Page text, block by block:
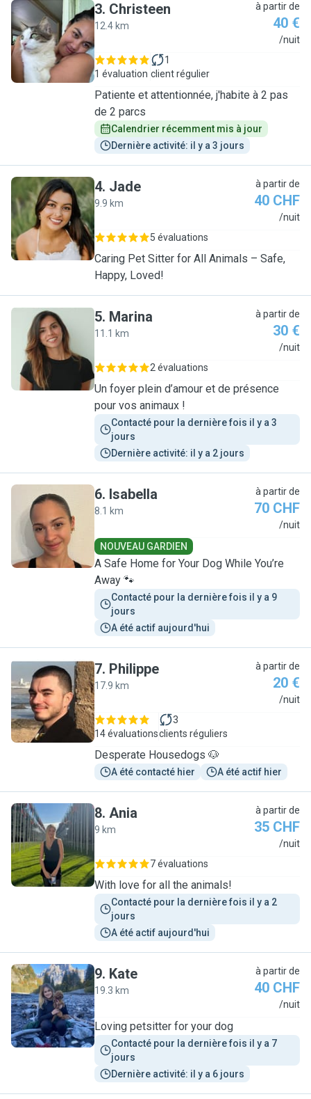
C
3. Christeen
12.4 km
à partir de
40 €
/nuit
1 évaluation
1
client régulier
Patiente et attentionnée, j'habite à 2 pas
de 2 parcs
Calendrier récemment mis à jour
Dernière activité: il y a 3 jours
J
4. Jade
9.9 km
à partir de
40 CHF
/nuit
5 évaluations
Caring Pet Sitter for All Animals – Safe,
Happy, Loved!
M
5. Marina
11.1 km
à partir de
30 €
/nuit
2 évaluations
Un foyer plein d’amour et de présence
pour vos animaux !
Contacté pour la dernière fois il y a 3
jours
Dernière activité: il y a 2 jours
I
6. Isabella
8.1 km
à partir de
70 CHF
/nuit
NOUVEAU GARDIEN
A Safe Home for Your Dog While You’re
Away 🐾
Contacté pour la dernière fois il y a 9
jours
A été actif aujourd'hui
P
7. Philippe
17.9 km
à partir de
20 €
/nuit
14 évaluations
3
clients réguliers
Desperate Housedogs 🐶
A été contacté hier A été actif hier
A
8. Ania
9 km
à partir de
35 CHF
/nuit
7 évaluations
With love for all the animals!
Contacté pour la dernière fois il y a 2
jours
A été actif aujourd'hui
K
9. Kate
19.3 km
à partir de
40 CHF
/nuit
Loving petsitter for your dog
Contacté pour la dernière fois il y a 7
jours
Dernière activité: il y a 6 jours